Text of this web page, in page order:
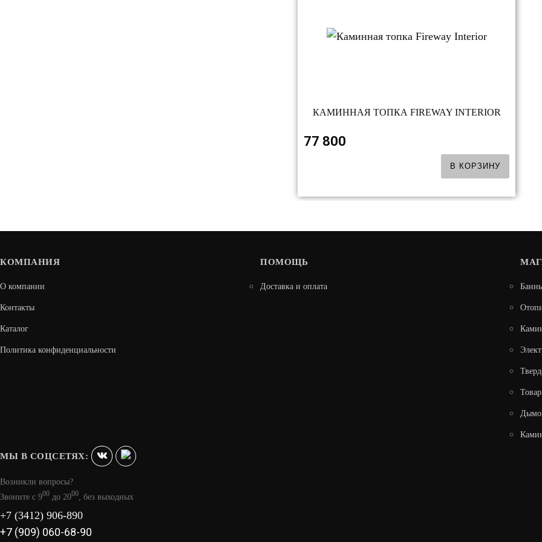
КАМИННАЯ ТОПКА FIREWAY INTERIOR
77 800
В КОРЗИНУ
КОМПАНИЯ
О компании
Контакты
Каталог
Политика конфиденциальности
ПОМОЩЬ
Доставка и оплата
МЫ В СОЦСЕТЯХ:
Возникли вопросы?
Звоните с 900 до 2000 , без выходных
+7 (3412) 906-890
+7 (909) 060-68-90